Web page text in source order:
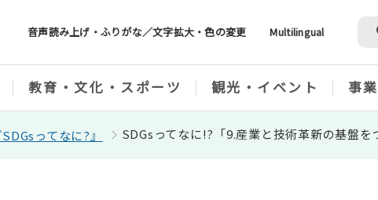
音声読み上げ・ふりがな／文字拡大・色の変更 Multilingual
教育・文化・スポーツ 観光・イベント 事
ってなに?』 SDGsってなに!?「9.産業と技術革新の基盤を